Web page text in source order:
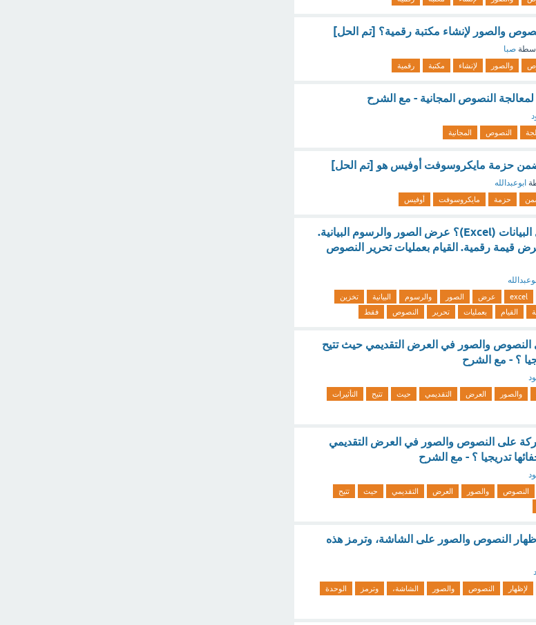
والصور لإنشاء مكتبة رقمية؟ [تم الحل]
صبا
والصور لإنشاء مكتبة رقمية
النصوص المجانية - مع الشرح
النصوص المجانية
ضمن حزمة مايكروسوفت أوفيس هو [تم الحل]
ابوعبدالله
حزمة مايكروسوفت أوفيس
ما هو الهدف الرئيسي للخلية في جدول البيانات (Excel)؟ عرض الصور والرسوم البيانية.
قيمة رقمية. القيام بعمليات تحرير النصوص
excel عرض الصور والرسوم البيانية
تخزين
القيام بعمليات تحرير النصوص فقط
النصوص والصور في العرض التقديمي حيث تتيح
؟ - مع الشرح
والصور العرض التقديمي حيث تتيح
التأثيرات
على النصوص والصور في العرض التقديمي
تدريجيا ؟ - مع الشرح
النصوص والصور العرض التقديمي حيث
تتيح
النصوص والصور على الشاشة، وترمز هذه
لإظهار النصوص والصور الشاشة، وترمز
الوحدة